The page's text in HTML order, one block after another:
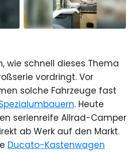
wie schnell dieses Thema
vordringt. Vor
solche Fahrzeuge fast
. Heute
serienreife Allrad-Camper
ab Werk auf den Markt.
Ducato-Kastenwagen